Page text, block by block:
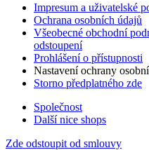
Impresum a uživatelské
Ochrana osobních údajů
Všeobecné obchodní
odstoupení
Prohlášení o přístupnosti
Nastavení ochrany
Storno předplatného zde
Společnost
Další nice shops
Zde odstoupit od smlouvy